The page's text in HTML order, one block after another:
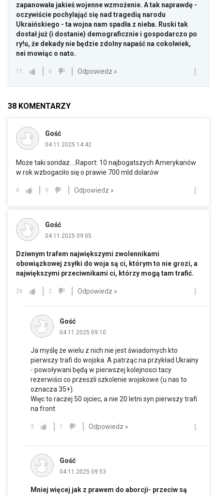
zapanowała jakieś wojenne wzmożenie. A tak naprawdę -
oczywiście pochylająć się nad tragedią narodu
Ukraińskiego - ta wojna nam spadła z nieba. Ruski tak
dostał już (i dostanie) demograficznie i gospodarczo po
ry!u, że dekady nie będzie zdolny napaść na cokolwiek,
nei mowiąc o nato.
11 0 Odpowiedz »
38 KOMENTARZY
Gość
04.11.2025 14:42
Może taki sondaz....Raport: 10 najbogatszych Amerykanów
w rok wzbogaciło się o prawie 700 mld dolarów
0 0 Odpowiedz »
Gość
04.11.2025 09:05
Dziwnym trafem największymi zwolennikami
obowiązkowej zsyłki do woja są ci, którym to nie grozi, a
największymi przeciwnikami ci, którzy mogą tam trafić.
26 2 Odpowiedz »
Gość
04.11.2025 09:10
Ja myślę że wielu z nich nie jest świadomych kto
pierwszy trafi do wojska. A patrząc na przykład Ukrainy
- powoływani będą w pierwszej kolejnosci tacy
rezerwiści co przeszli szkolenie wojskowe (u nas to
oznacza 35+).
Więc to raczej 50 ojciec, a nie 20 letni syn pierwszy trafi
na front.
3 1 Odpowiedz »
Gość
04.11.2025 09:53
Mniej więcej jak z prawem do aborcji- przeciw są